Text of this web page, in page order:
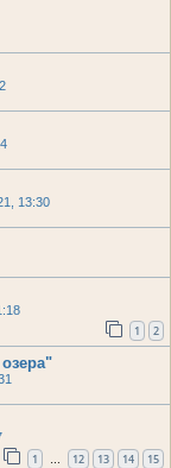
13:30
1 2
1 … 12 13 14 15